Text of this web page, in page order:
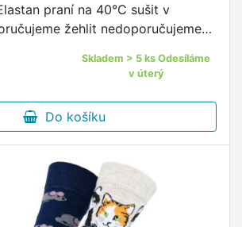
praní na 40°C sušit v
žehlit nedoporučujeme
od českého …
Skladem > 5 ks Odesíláme
v úterý
Do košíku